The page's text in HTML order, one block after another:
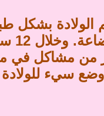
من 12 ساعة. بعد ذلك تتم
أقل من 30
من مشاكل في
الطفل في وضع سيء